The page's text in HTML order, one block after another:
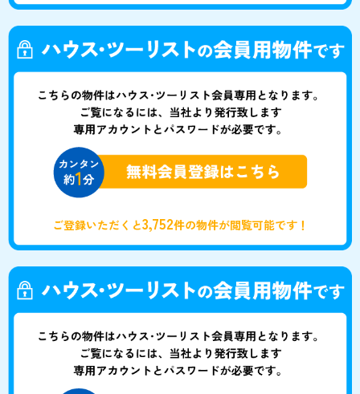
ご登録いただくと3,752件の物件が閲覧可能です！